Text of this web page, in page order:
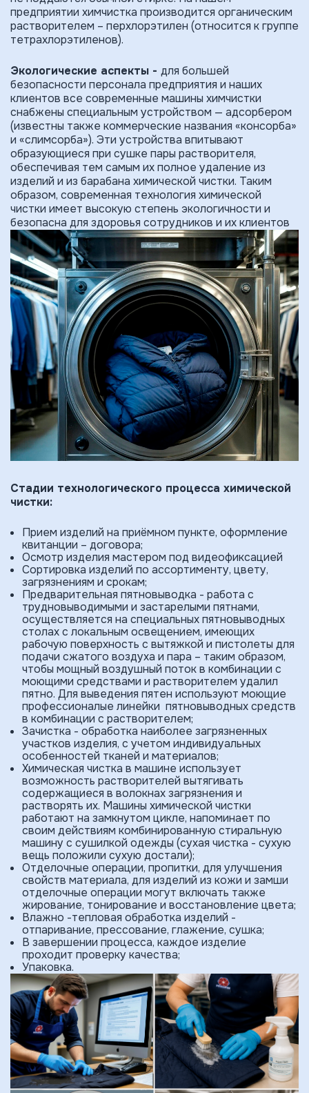
предприятии химчистка производится органическим
растворителем – перхлорэтилен (относится к группе
тетрахлорэтиленов).
Экологические аспекты - для большей
безопасности персонала предприятия и наших
клиентов все современные машины химчистки
снабжены специальным устройством — адсорбером
(известны также коммерческие названия «консорба»
и «слимсорба»). Эти устройства впитывают
образующиеся при сушке пары растворителя,
обеспечивая тем самым их полное удаление из
изделий и из барабана химической чистки. Таким
образом, современная техноло­гия химической
чистки имеет высокую степень экологичности и
безопасна для здоровья сотрудников и их клиентов
Стадии технологического процесса химической
чистки:
Прием изде­лий на приёмном пункте, оформление
квитанции – договора;
Осмотр изделия мастером под видеофиксацией
Сортировка изделий по ассортименту, цвету,
загрязнениям и срокам;
Предварительная пятновыводка - работа с
трудновыводимыми и застарелыми пятнами,
осуществляется на специальных пятновыводных
столах с локальным освещением, имеющих
рабочую поверхность с вытяжкой и пистолеты для
подачи сжатого воздуха и пара – таким образом,
чтобы мощный воздушный поток в комбинации с
моющими средствами и растворителем удалил
пятно. Для выведения пятен используют моющие
профессионалые линейки пятновыводных средств
в комбинации с растворителем;
Зачистка - обработка наиболее загрязнен­ных
участков изделия, с учетом индивидуальных
особенностей тканей и материалов;
Химическая чистка в машине использует
возможность растворителей вытягивать
содержащиеся в волокнах загрязнения и
растворять их. Машины химической чистки
работают на замкнутом цикле, напоминает по
своим действиям комбинированную стиральную
машину с сушилкой одежды (сухая чистка - сухую
вещь положили сухую достали);
Отделочные операции, пропитки, для улучшения
свойств материала, для изделий из кожи и замши
отделочные операции могут включать также
жирование, тонирование и восста­новление цвета;
Влажно -тепловая обработка изделий -
отпаривание, прессование, глажение, сушка;
В завершении процесса, каждое изделие
проходит проверку качества;
Упаковка.